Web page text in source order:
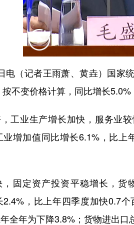
（记者王雨萧、黄垚）国家
按不变价格计算，同比增长
业生产增长加快，服务业较
业增加值同比增长6.1%，比
定资产投资平稳增长，货
2.4%，比上年四季度加快0.7
全年为下降3.8%；货物进出口